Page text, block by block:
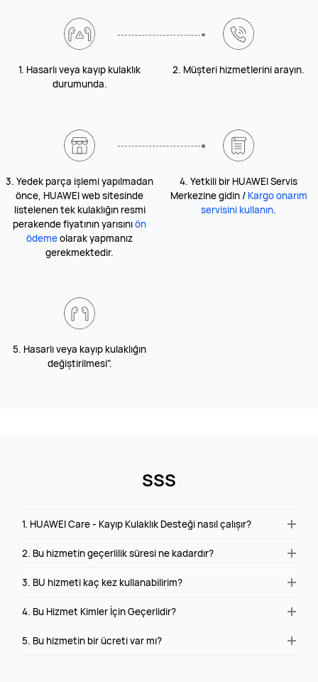
1. Hasarlı veya kayıp kulaklık
durumunda.
2. Müşteri hizmetlerini arayın.
3. Yedek parça işlemi yapılmadan
önce, HUAWEI web sitesinde
listelenen tek kulaklığın resmi
perakende fiyatının yarısınıön
ödemeolarak yapmanız
gerekmektedir.
4. Yetkili bir HUAWEI Servis
Merkezine gidin / Kargo onarım
servisini kullanın.
5. Hasarlı veya kayıp kulaklığın
değiştirilmesi".
SSS
1. HUAWEI Care - Kayıp Kulaklık Desteği nasıl çalışır?
2. Bu hizmetin geçerlilik süresi ne kadardır?
3. BU hizmeti kaç kez kullanabilirim?
4. Bu Hizmet Kimler İçin Geçerlidir?
5. Bu hizmetin bir ücreti var mı?